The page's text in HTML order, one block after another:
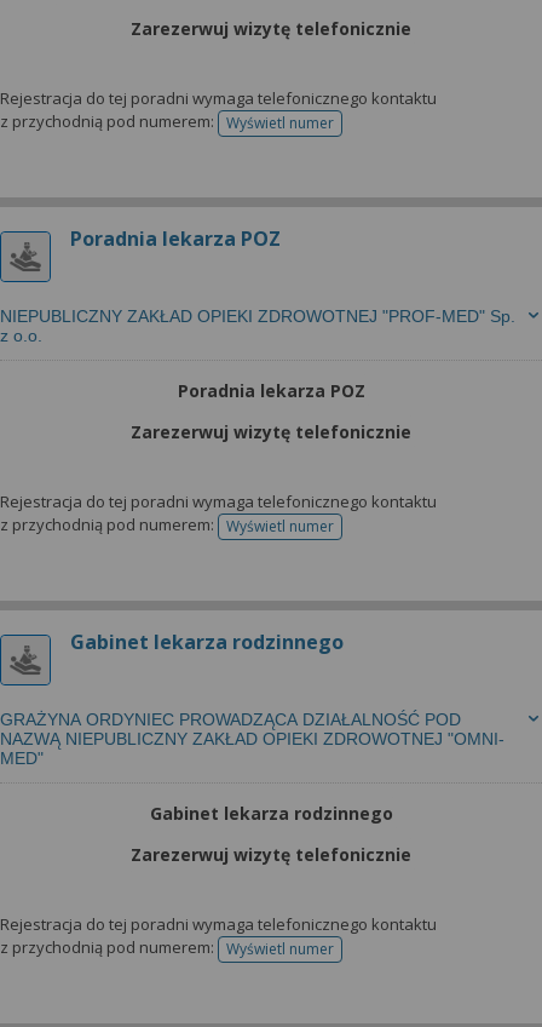
Zarezerwuj wizytę telefonicznie
Rejestracja do tej poradni wymaga telefonicznego kontaktu
z przychodnią pod numerem:
Wyświetl numertelefonu do rejestracji
Poradnia lekarza POZ
NIEPUBLICZNY ZAKŁAD OPIEKI ZDROWOTNEJ "PROF-MED" Sp.
z o.o.
Poradnia lekarza POZ
Zarezerwuj wizytę telefonicznie
Rejestracja do tej poradni wymaga telefonicznego kontaktu
z przychodnią pod numerem:
Wyświetl numertelefonu do rejestracji
Gabinet lekarza rodzinnego
GRAŻYNA ORDYNIEC PROWADZĄCA DZIAŁALNOŚĆ POD
NAZWĄ NIEPUBLICZNY ZAKŁAD OPIEKI ZDROWOTNEJ "OMNI-
MED"
Gabinet lekarza rodzinnego
Zarezerwuj wizytę telefonicznie
Rejestracja do tej poradni wymaga telefonicznego kontaktu
z przychodnią pod numerem:
Wyświetl numertelefonu do rejestracji